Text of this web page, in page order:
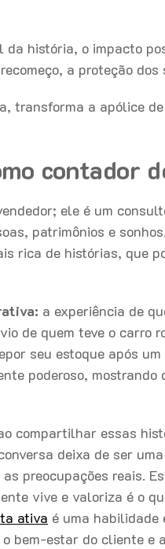
da história, o impacto
a proteção dos
transforma a apólice de
contador
ele é um
patrimônios e
rica de histórias, que
a experiência de
de quem teve o carro
seu estoque após
poderoso, mostrando
compartilhar essas
deixa de ser
preocupações reais.
vive e valoriza é o
ativa é uma
bem-estar do cliente e